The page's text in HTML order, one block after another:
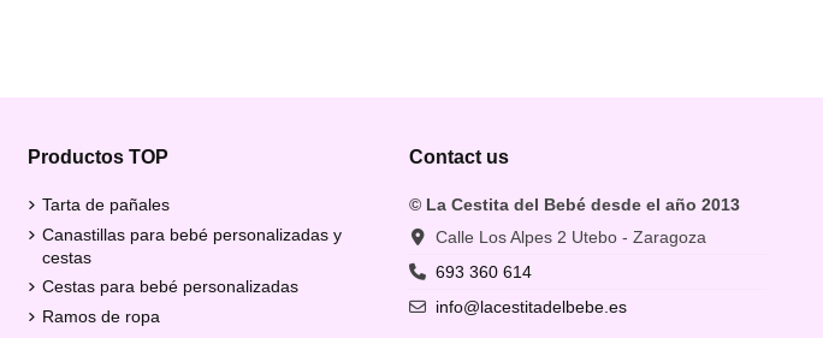
Productos TOP
Tarta de pañales
Canastillas para bebé personalizadas y
cestas
Cestas para bebé personalizadas
Ramos de ropa
Contact us
© La Cestita del Bebé desde el año 2013
Calle Los Alpes 2 Utebo - Zaragoza
693 360 614
info@lacestitadelbebe.es